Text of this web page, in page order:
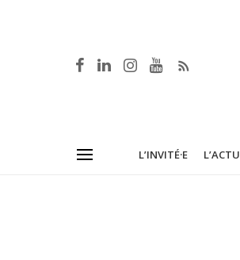
L’INVITÉ·E L’ACTU